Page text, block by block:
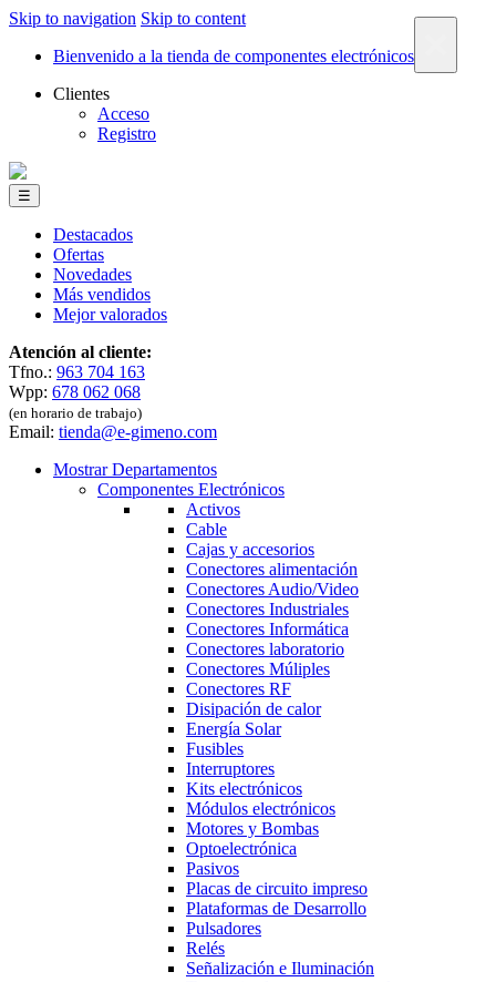
Skip to navigation Skip to content
Bienvenido a la tienda de componentes electrónicos
Clientes
Acceso
Registro
☰
Destacados
Ofertas
Novedades
Más vendidos
Mejor valorados
Atención al cliente:
Tfno.: 963 704 163
Wpp: 678 062 068
(en horario de trabajo)
Email: tienda@e-gimeno.com
Mostrar Departamentos
Componentes Electrónicos
Activos
Cable
Cajas y accesorios
Conectores alimentación
Conectores Audio/Video
Conectores Industriales
Conectores Informática
Conectores laboratorio
Conectores Múliples
Conectores RF
Disipación de calor
Energía Solar
Fusibles
Interruptores
Kits electrónicos
Módulos electrónicos
Motores y Bombas
Optoelectrónica
Pasivos
Placas de circuito impreso
Plataformas de Desarrollo
Pulsadores
Relés
Señalización e Iluminación